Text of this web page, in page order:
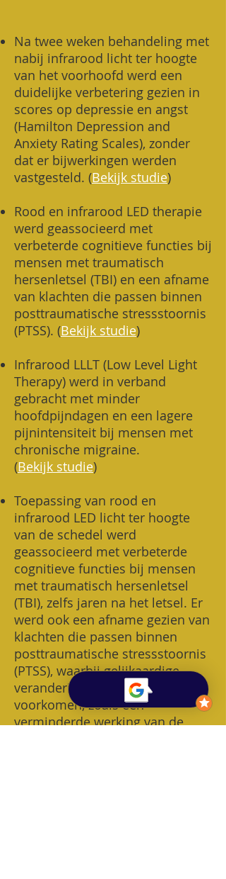
Na twee weken behandeling met
nabij infrarood licht ter hoogte
van het voorhoofd werd een
duidelijke verbetering gezien in
scores op depressie en angst
(Hamilton Depression and
Anxiety Rating Scales), zonder
dat er bijwerkingen werden
vastgesteld. (Bekijk studie)
Rood en infrarood LED therapie
werd geassocieerd met
verbeterde cognitieve functies bij
mensen met traumatisch
hersenletsel (TBI) en een afname
van klachten die passen binnen
posttraumatische stressstoornis
(PTSS). (Bekijk studie)
Infrarood LLLT (Low Level Light
Therapy) werd in verband
gebracht met minder
hoofdpijndagen en een lagere
pijnintensiteit bij mensen met
chronische migraine.
(Bekijk studie)
Toepassing van rood en
infrarood LED licht ter hoogte
van de schedel werd
geassocieerd met verbeterde
cognitieve functies bij mensen
met traumatisch hersenletsel
(TBI), zelfs jaren na het letsel. Er
werd ook een afname gezien van
klachten die passen binnen
posttraumatische stressstoornis
(PTSS), waarbij gelijkaardige
veranderingen in de hersenen
voorkomen, zoals een
verminderde werking van de